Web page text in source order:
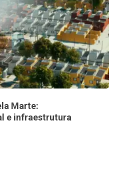
Marte:
e infraestrutura